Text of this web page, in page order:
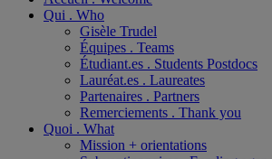
Qui . Who
Gisèle Trudel
Équipes . Teams
Étudiant.es . Students Postdocs
Lauréat.es . Laureates
Partenaires . Partners
Remerciements . Thank you
Quoi . What
Mission + orientations